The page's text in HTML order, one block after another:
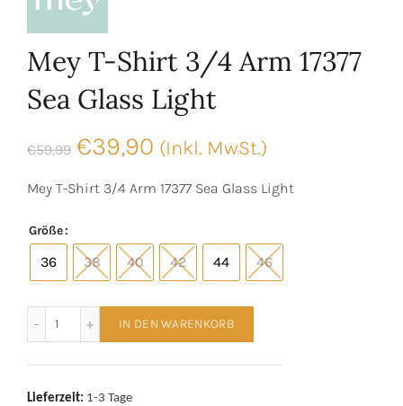
Mey T-Shirt 3/4 Arm 17377
Sea Glass Light
€59,99 Ursprünglicher
Preis
€59,99
€39,90 Aktueller
Preis
€39,90.
(Inkl. MwSt.)
Mey T-Shirt 3/4 Arm 17377 Sea Glass Light
Größe
36 38 40 42 44 46
IN DEN WARENKORB
Lieferzeit: 1-3 Tage